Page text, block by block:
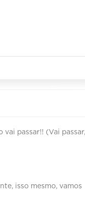
vai passar!! (Vai passar,
isso mesmo, vamos